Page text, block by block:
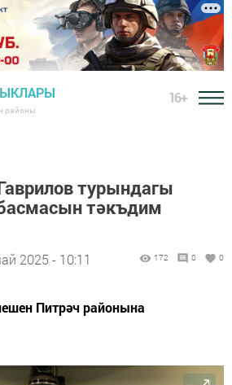
районы
16+
турындагы
тәкъдим
2025 - 10:11 172 0 0
Питрәч районына